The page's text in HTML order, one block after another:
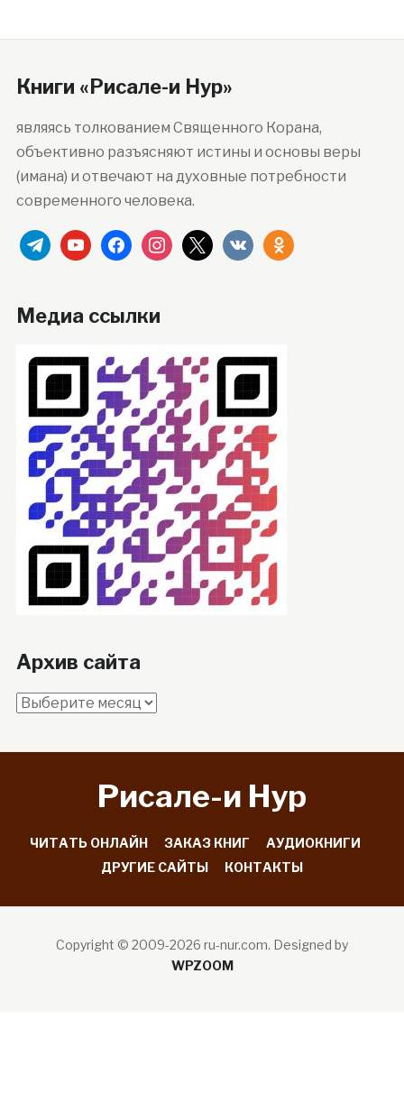
Книги «Рисале-и Нур»
являясь толкованием Священного Корана,
объективно разъясняют истины и основы веры
(имана) и отвечают на духовные потребности
современного человека.
telegramyoutubefacebookinstagram
x vkontakteodnoklassniki
Медиа ссылки
Архив сайта
Архив
Рисале-и Hyp
ЧИТАТЬ ОНЛАЙН ЗАКАЗ КНИГ
АУДИОКНИГИ
ДРУГИЕ САЙТЫ
КОНТАКТЫ
Copyright © 2009-2026 ru-nur.com. Designed by
WPZOOM